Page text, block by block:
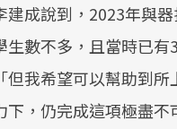
建成說到，2023年與
生數不多，且當時已
但我希望可以幫助到
下，仍完成這項極盡